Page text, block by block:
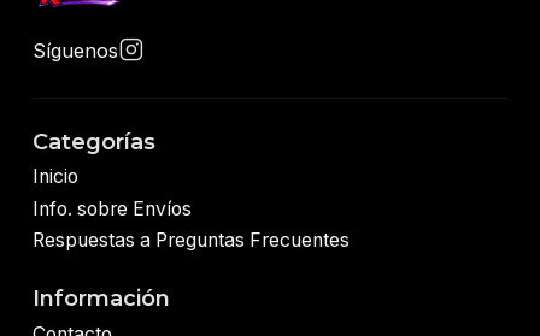
Síguenos
Categorías
Inicio
Info. sobre Envíos
Respuestas a Preguntas Frecuentes
Información